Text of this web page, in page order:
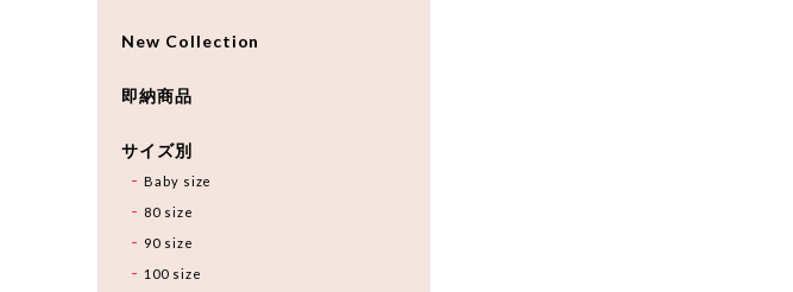
New Collection
即納商品
サイズ別
Baby size
80 size
90 size
100 size